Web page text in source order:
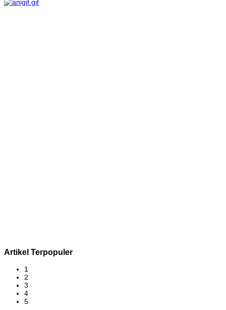
Artikel Terpopuler
1
2
3
4
5